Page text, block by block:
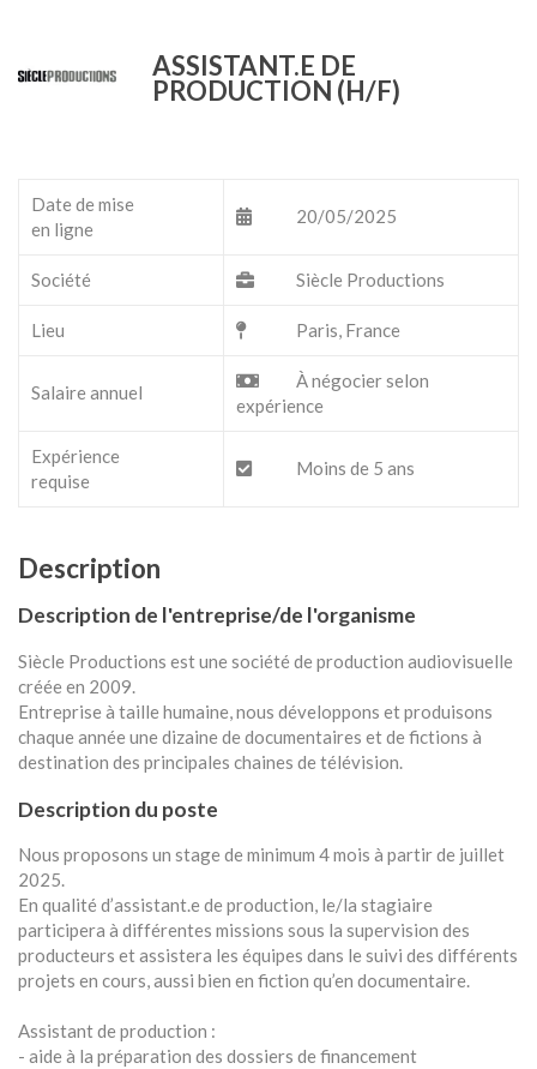
ASSISTANT.E DE
PRODUCTION (H/F)
Date de mise
en ligne
20/05/2025
Société Siècle Productions
Lieu Paris, France
Salaire annuel
À négocier selon
expérience
Expérience
requise
Moins de 5 ans
Description
Description de l'entreprise/de l'organisme
Siècle Productions est une société de production audiovisuelle
créée en 2009.
Entreprise à taille humaine, nous développons et produisons
chaque année une dizaine de documentaires et de fictions à
destination des principales chaines de télévision.
Description du poste
Nous proposons un stage de minimum 4 mois à partir de juillet
2025.
En qualité d’assistant.e de production, le/la stagiaire
participera à différentes missions sous la supervision des
producteurs et assistera les équipes dans le suivi des différents
projets en cours, aussi bien en fiction qu’en documentaire.
Assistant de production :
- aide à la préparation des dossiers de financement